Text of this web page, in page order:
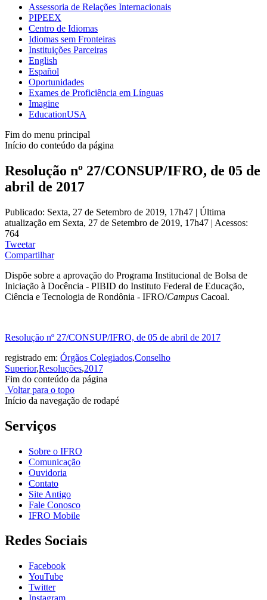
Assessoria de Relações Internacionais
PIPEEX
Centro de Idiomas
Idiomas sem Fronteiras
Instituições Parceiras
English
Español
Oportunidades
Exames de Proficiência em Línguas
Imagine
EducationUSA
Fim do menu principal
Início do conteúdo da página
Resolução nº 27/CONSUP/IFRO, de 05 de
abril de 2017
Publicado: Sexta, 27 de Setembro de 2019, 17h47 | Última
atualização em Sexta, 27 de Setembro de 2019, 17h47 | Acessos:
764
Tweetar
Compartilhar
Dispõe sobre a aprovação do Programa Institucional de Bolsa de
Iniciação à Docência - PIBID do Instituto Federal de Educação,
Ciência e Tecnologia de Rondônia - IFRO/Campus Cacoal.
Resolução nº 27/CONSUP/IFRO, de 05 de abril de 2017
registrado em: Órgãos Colegiados,Conselho
Superior,Resoluções,2017
Fim do conteúdo da página
Voltar para o topo
Início da navegação de rodapé
Serviços
Sobre o IFRO
Comunicação
Ouvidoria
Contato
Site Antigo
Fale Conosco
IFRO Mobile
Redes Sociais
Facebook
YouTube
Twitter